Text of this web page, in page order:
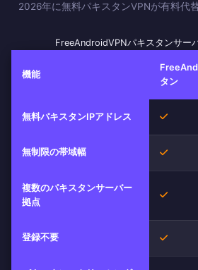
2026年に無料パキスタンVPNが有料代
FreeAndroidVPNパキスタンサー
機能
タン
無料パキスタンIPアドレス はい
無制限の帯域幅 はい
複数のパキスタンサーバー
拠点
はい
登録不要 はい